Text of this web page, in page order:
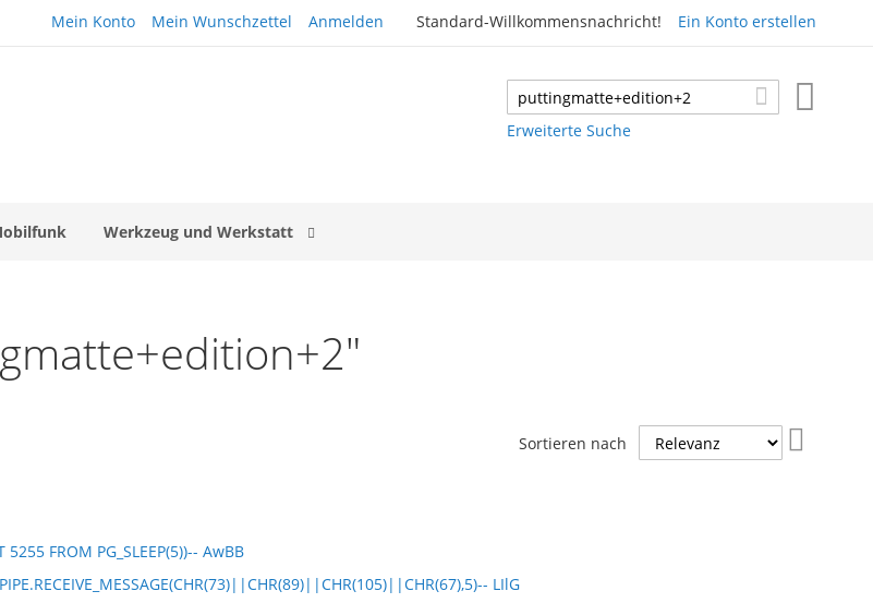
Mein Konto Mein Wunschzettel Anmelden Standard-Willkommensnachricht! Ein Konto erstellen
Suche
Erweiterte Suche
Suche
Werkzeug und Werkstatt
Sortieren nach
FROM PG_SLEEP(5))-- AwBB
LIlG